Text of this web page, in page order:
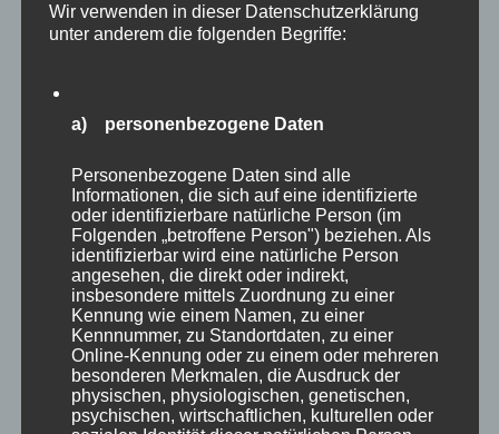
CURA SPORT COOLNESS
46,84€ Enthält 7% Mehrwertsteuer zzgl.Versand
Lieferzeit: sofort lieferbar
Wir verwenden in dieser Datenschutzerklärung
unter anderem die folgenden Begriffe:
a) personenbezogene Daten
Personenbezogene Daten sind alle
Informationen, die sich auf eine identifizierte
oder identifizierbare natürliche Person (im
Folgenden „betroffene Person") beziehen. Als
identifizierbar wird eine natürliche Person
angesehen, die direkt oder indirekt,
insbesondere mittels Zuordnung zu einer
Kennung wie einem Namen, zu einer
Kennnummer, zu Standortdaten, zu einer
Online-Kennung oder zu einem oder mehreren
besonderen Merkmalen, die Ausdruck der
physischen, physiologischen, genetischen,
psychischen, wirtschaftlichen, kulturellen oder